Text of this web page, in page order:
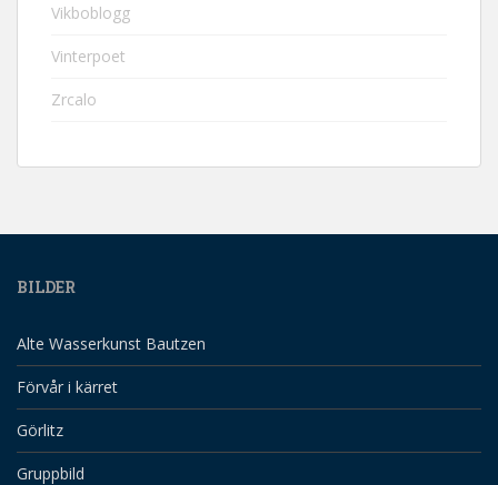
Vikboblogg
Vinterpoet
Zrcalo
BILDER
Alte Wasserkunst Bautzen
Förvår i kärret
Görlitz
Gruppbild